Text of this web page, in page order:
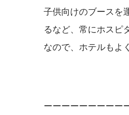
子供向けのブースを
るなど、常にホスピ
なので、ホテルもよ
ーーーーーーーーー